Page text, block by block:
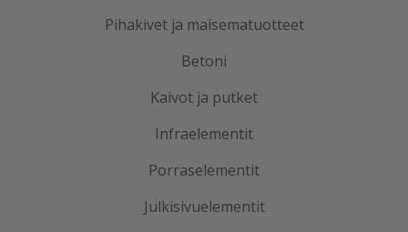
Pihakivet ja maisematuotteet
Betoni
Kaivot ja putket
Infraelementit
Porraselementit
Julkisivuelementit